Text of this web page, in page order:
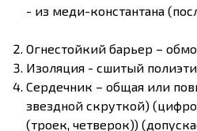
- из меди-константана
Огнестойкий барьер –
Изоляция - сшитый
Сердечник – общая или
звездной скруткой)
(троек, четверок))